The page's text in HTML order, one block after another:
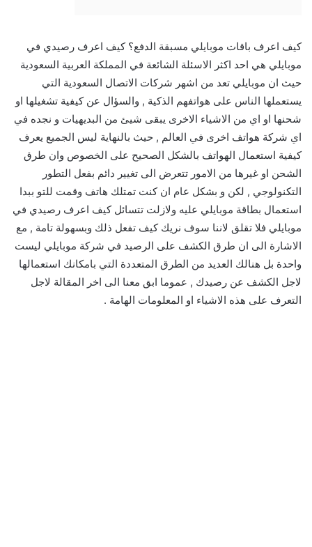
كيف اعرف باقات موبايلي مسبقة الدفع؟ كيف اعرف رصيدي في
موبايلي هي احد اكثر الاسئلة الشائعة في المملكة العربية السعودية
حيث ان موبايلي تعد من اشهر شركات الاتصال السعودية التي
يستعملها الناس على هواتفهم الذكية , والسؤال عن كيفية تشغيلها او
شحنها او اي من الاشياء الاخرى يبقى شيئ من البديهيات و نجده في
اي شركة هواتف اخرى في العالم , حيث بالنهاية ليس الجميع يعرف
كيفية استعمال الهواتف بالشكل الصحيح على الخصوص وان طرق
الشحن او غيرها من الامور تتعرض الى تغيير دائم بفعل التطور
التكنولوجي , لكن و بشكل عام ان كنت تمتلك هاتف وقمت للتو ببدا
استعمال بطاقة موبايلي عليه ولازلت تتسائل كيف اعرف رصيدي في
موبايلي فلا تقلق لاننا سوف نريك كيف تفعل ذلك وبسهولة تامة , مع
الاشارة الى ان طرق الكشف على الرصيد في شركة موبايلي ليست
واحدة بل هنالك العديد من الطرق المتعددة التي بامكانك استعمالها
لاجل الكشف عن رصيدك , عموما ابق معنا الى اخر المقالة لاجل
التعرف على هذه الاشياء او المعلومات الهامة .